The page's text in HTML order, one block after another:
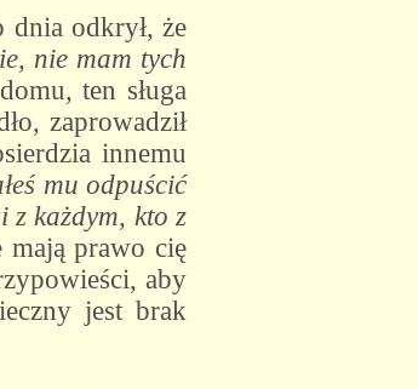
dnia odkrył, że
nie mam tych
ten sługa
zaprowadził
innemu
mu odpuścić
z każdym, kto z
prawo cię
aby
jest brak